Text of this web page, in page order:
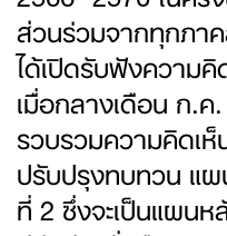
ส่วนร่วมจากทุกภา
ได้เปิดรับฟังความ
เมื่อกลางเดือน ก.
รวบรวมความคิดเ
ปรับปรุงทบทวน แ
ที่ 2 ซึ่งจะเป็นแผ